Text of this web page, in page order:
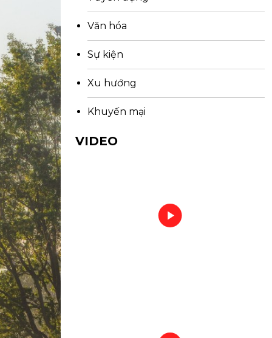
Văn hóa
Sự kiện
Xu hướng
Khuyến mại
VIDEO